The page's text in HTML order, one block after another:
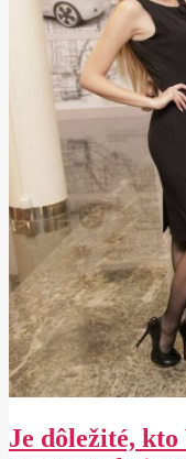
Je dôležité,